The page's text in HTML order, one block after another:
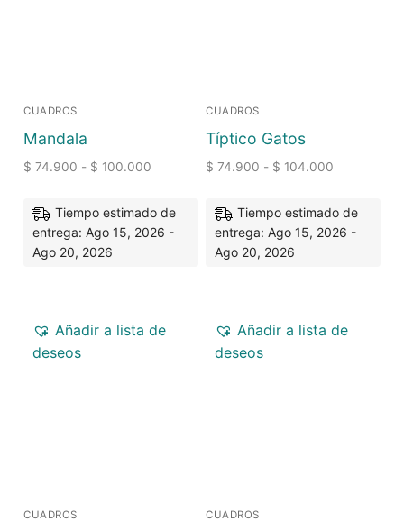
CUADROS
Mandala
$ 74.900 - $ 100.000
Tiempo estimado de
entrega: Ago 15, 2026 -
Ago 20, 2026
CUADROS
Típtico Gatos
$ 74.900 - $ 104.000
Tiempo estimado de
entrega: Ago 15, 2026 -
Ago 20, 2026
Añadir a lista de
deseos
CUADROS
Añadir a lista de
deseos
CUADROS